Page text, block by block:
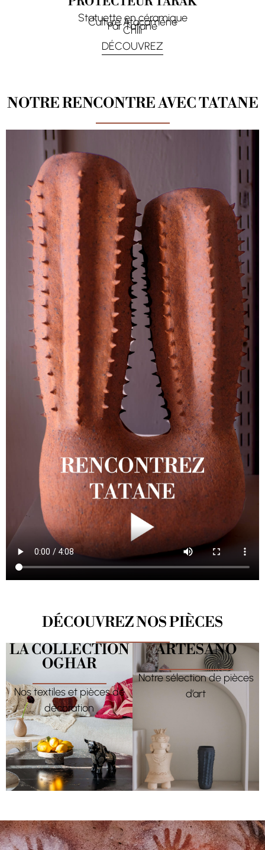
Statuette en céramique
Culture Atacamène
Par Tatane
Chili
DÉCOUVREZ
NOTRE RENCONTRE AVEC TATANE
DÉCOUVREZ NOS PIÈCES
LA COLLECTION
OGHAR
Nos textiles et pièces de
décoration
ARTESANO
Notre sélection de pièces
d’art